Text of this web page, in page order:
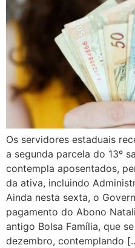
Os servidores estaduais
a segunda parcela do 13º
contempla aposentados,
da ativa, incluindo
Ainda nesta sexta, o
pagamento do Abono
antigo Bolsa Família, que
dezembro, contemplando